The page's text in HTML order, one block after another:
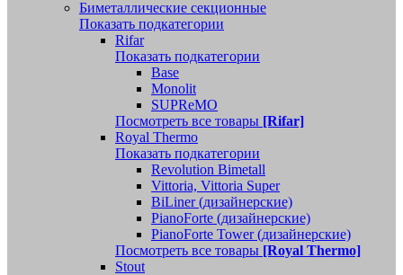
Биметаллические секционные
Показать подкатегории
Rifar
Показать подкатегории
Base
Monolit
SUPReMO
Посмотреть все товары [Rifar]
Royal Thermo
Показать подкатегории
Revolution Bimetall
Vittoria, Vittoria Super
BiLiner (дизайнерские)
PianoForte (дизайнерские)
PianoForte Tower (дизайнерские)
Посмотреть все товары [Royal Thermo]
Stout